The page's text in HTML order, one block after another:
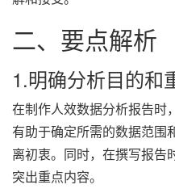
二、要点解析
1.明确分析目的和
在制作人效数据分析报告时
有助于确定所需的数据范围
离初衷。同时，在撰写报告
突出重点内容。